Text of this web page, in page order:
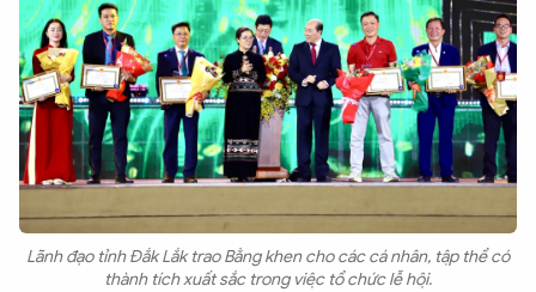
Lãnh đạo tỉnh Đắk Lắk trao Bằng khen cho các cá nhân, tập thể có
thành tích xuất sắc trong việc tổ chức lễ hội.